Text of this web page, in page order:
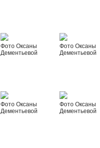
Фото Оксаны
Дементьевой
Фото Оксаны
Дементьевой
Фото Оксаны
Дементьевой
Фото Оксаны
Дементьевой